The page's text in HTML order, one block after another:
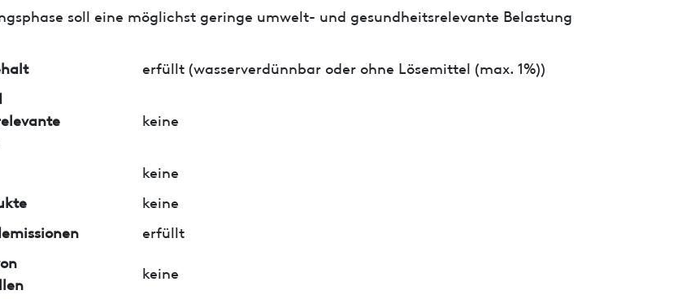
soll eine möglichst geringe umwelt- und gesundheitsrelevante Belastung
erfüllt (wasserverdünnbar oder ohne Lösemittel (max. 1%))
keine
keine
keine
erfüllt
keine